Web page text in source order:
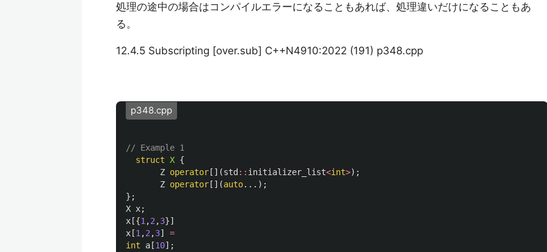
処理の途中の場合はコンパイルエラーになることもあれば、処理違いだけになることもあ
る。
12.4.5 Subscripting [over.sub] C++N4910:2022 (191) p348.cpp
p348.cpp
// Example 1
struct X {
Z operator [](std :: initializer_list<int>);
Z operator [](auto...);
};
X x;
x [{1 ,2 ,3}]
x [1 ,2 ,3]
=
int
a [10];